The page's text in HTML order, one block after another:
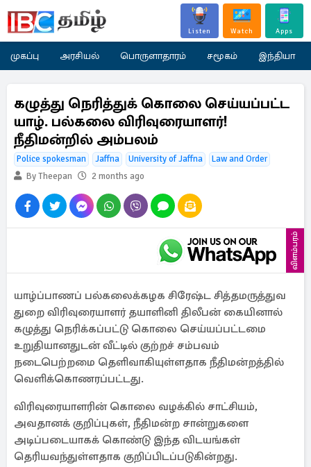
Listen Watch Apps
முகப்பு அரசியல் பொருளாதாரம் சமூகம் இந்தியா
கழுத்து நெரித்துக் கொலை செய்யப்பட்ட
யாழ். பல்கலை விரிவுரையாளர்!
நீதிமன்றில் அம்பலம்
Police spokesman Jaffna University of Jaffna
Law and Order
By Theepan
2 months ago
விளம்பரம்
யாழ்ப்பாணப் பல்கலைக்கழக சிரேஷ்ட சித்தமருத்துவ
துறை விரிவுரையாளர் தயாளினி திலீபன் கையினால்
கழுத்து நெரிக்கப்பட்டு கொலை செய்யப்பட்டமை
உறுதியானதுடன் வீட்டில் குற்றச் சம்பவம்
நடைபெற்றமை தெளிவாகியுள்ளதாக நீதிமன்றத்தில்
வெளிக்கொணரப்பட்டது.
விரிவுரையாளரின் கொலை வழக்கில் சாட்சியம்,
அவதானக் குறிப்புகள், நீதிமன்ற சான்றுகளை
அடிப்படையாகக் கொண்டு இந்த விடயங்கள்
தெரியவந்துள்ளதாக குறிப்பிடப்படுகின்றது.